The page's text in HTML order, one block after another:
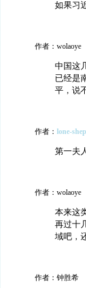
如果习
作者：wolaoye
中国这
已经是
平，说
作者： lone-
第一夫
作者：wolaoye
本来这
再过十
域吧，
作者：钟胜希